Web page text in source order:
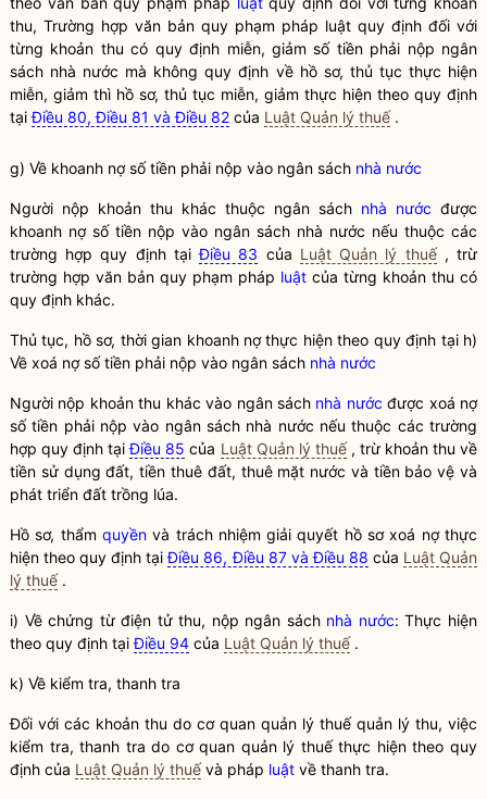
thu, Trường hợp văn bản quy phạm pháp luật quy định đối với
từng khoản thu có quy định miễn, giảm số tiền phải nộp ngân
sách nhà nước mà không quy định về hồ sơ, thủ tục thực hiện
miễn, giảm thì hồ sơ, thủ tục miễn, giảm thực hiện theo quy định
tạiĐiều 80, Điều 81 và Điều 82 của Luật Quản lý thuế.
g) Về khoanh nợ số tiền phải nộp vào ngân sách nhà nước
Người nộp khoản thu khác thuộc ngân sách nhà nước được
khoanh nợ số tiền nộp vào ngân sách nhà nước nếu thuộc các
trường hợp quy định tạiĐiều 83 của Luật Quản lý thuế, trừ
trường hợp văn bản quy phạm pháp luật của từng khoản thu có
quy định khác.
Thủ tục, hồ sơ, thời gian khoanh nợ thực hiện theo quy định tại h)
Về xoá nợ số tiền phải nộp vào ngân sách nhà nước
Người nộp khoản thu khác vào ngân sách nhà nước được xoá nợ
số tiền phải nộp vào ngân sách nhà nước nếu thuộc các trường
hợp quy định tạiĐiều 85 của Luật Quản lý thuế, trừ khoản thu về
tiền sử dụng đất, tiền thuê đất, thuê mặt nước và tiền bảo vệ và
phát triển đất trồng lúa.
Hồ sơ, thẩm quyềnvà trách nhiệm giải quyết hồ sơ xoá nợ thực
hiện theo quy định tạiĐiều 86, Điều 87 và Điều 88 của Luật Quản
lý thuế.
i) Về chứng từ điện tử thu, nộp ngân sách nhà nước: Thực hiện
theo quy định tạiĐiều 94 của Luật Quản lý thuế.
k) Về kiểm tra, thanh tra
Đối với các khoản thu do cơ quan quản lý thuếquản lý thu, việc
kiểm tra, thanh tra do cơ quan quản lý thuếthực hiện theo quy
định của Luật Quản lý thuếvà pháp luật về thanh tra.